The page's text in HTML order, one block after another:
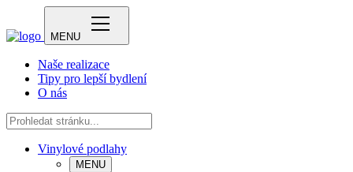
MENU
Naše realizace
Tipy pro lepší bydlení
O nás
Vinylové podlahy
MENU